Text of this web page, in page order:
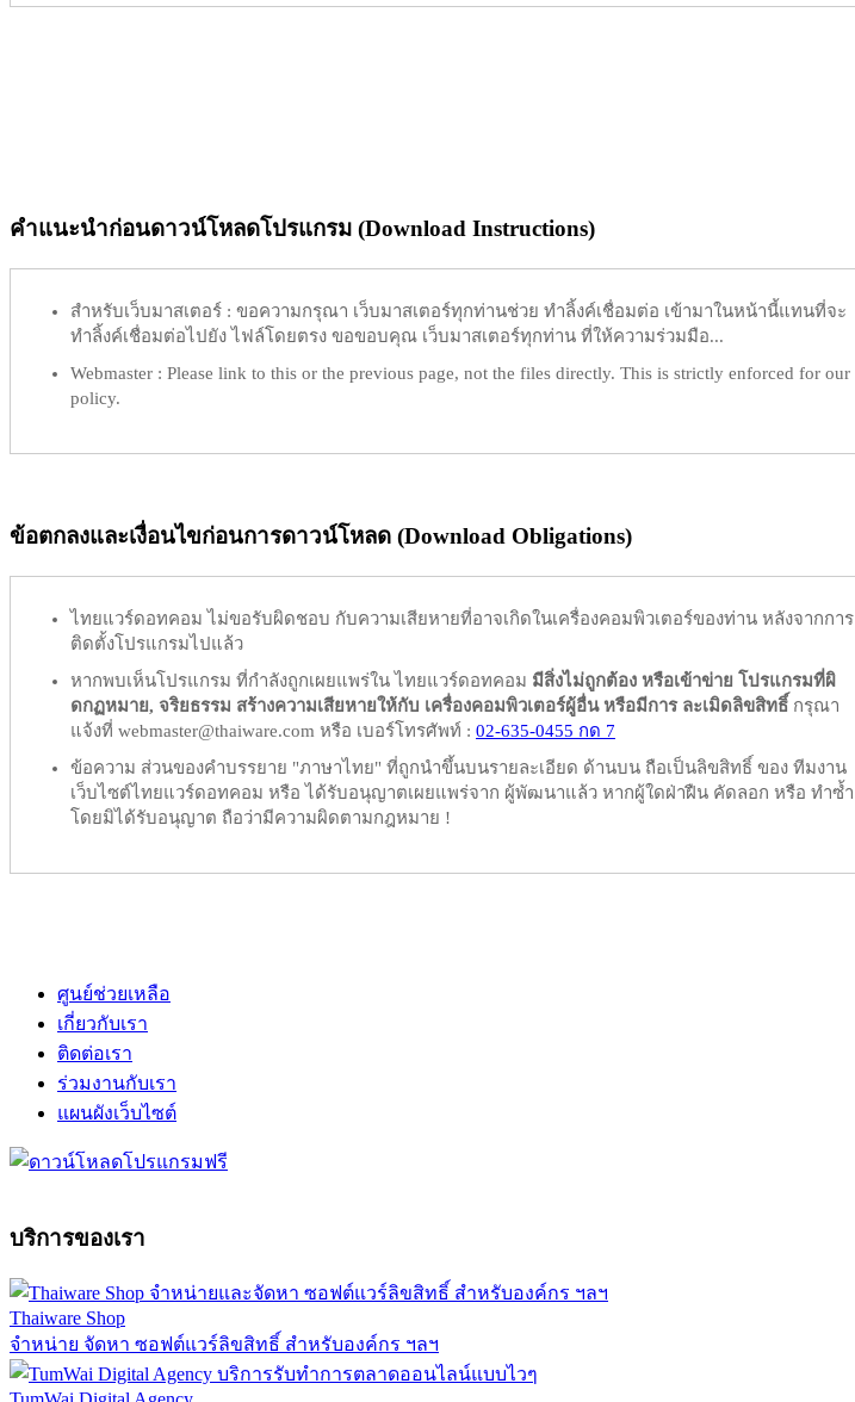
คำแนะนำก่อนดาวน์โหลดโปรแกรม (Download Instructions)
สำหรับเว็บมาสเตอร์ : ขอความกรุณา เว็บมาสเตอร์ทุกท่านช่วย ทำลิ้งค์เชื่อมต่อ เข้ามาในหน้านี้แทนที่จะ
ทำลิ้งค์เชื่อมต่อไปยัง ไฟล์โดยตรง ขอขอบคุณ เว็บมาสเตอร์ทุกท่าน ที่ให้ความร่วมมือ...
Webmaster : Please link to this or the previous page, not the files directly. This is strictly enforced for our
policy.
ข้อตกลงและเงื่อนไขก่อนการดาวน์โหลด (Download Obligations)
ไทยแวร์ดอทคอม ไม่ขอรับผิดชอบ กับความเสียหายที่อาจเกิดในเครื่องคอมพิวเตอร์ของท่าน หลังจากการ
ติดตั้งโปรแกรมไปแล้ว
หากพบเห็นโปรแกรม ที่กำลังถูกเผยแพร่ใน ไทยแวร์ดอทคอม มีสิ่งไม่ถูกต้อง หรือเข้าข่าย โปรแกรมที่ผิ
ดกฏหมาย, จริยธรรม สร้างความเสียหายให้กับ เครื่องคอมพิวเตอร์ผู้อื่น หรือมีการ ละเมิดลิขสิทธิ์ กรุณา
แจ้งที่ webmaster@thaiware.com หรือ เบอร์โทรศัพท์ : 02-635-0455 กด 7
ข้อความ ส่วนของคำบรรยาย "ภาษาไทย" ที่ถูกนำขึ้นบนรายละเอียด ด้านบน ถือเป็นลิขสิทธิ์ ของ ทีมงาน
เว็บไซต์ไทยแวร์ดอทคอม หรือ ได้รับอนุญาตเผยแพร่จาก ผู้พัฒนาแล้ว หากผู้ใดฝ่าฝืน คัดลอก หรือ ทำซ้ำ
โดยมิได้รับอนุญาต ถือว่ามีความผิดตามกฎหมาย !
ศูนย์ช่วยเหลือ
เกี่ยวกับเรา
ติดต่อเรา
ร่วมงานกับเรา
แผนผังเว็บไซต์
บริการของเรา
Thaiware Shop
จำหน่าย จัดหา ซอฟต์แวร์ลิขสิทธิ์ สำหรับองค์กร ฯลฯ